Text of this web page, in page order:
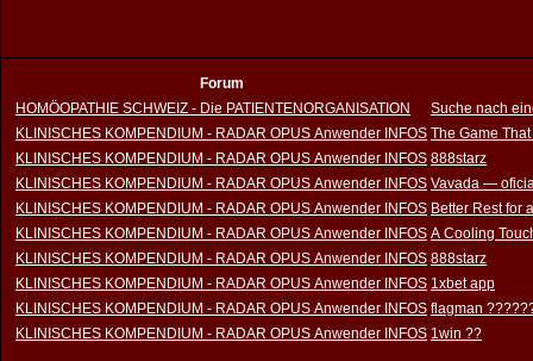
Forum
HOMÖOPATHIE SCHWEIZ - Die PATIENTENORGANISATION
Suche nach
KLINISCHES KOMPENDIUM - RADAR OPUS Anwender INFOS The Game
KLINISCHES KOMPENDIUM - RADAR OPUS Anwender INFOS 888starz
KLINISCHES KOMPENDIUM - RADAR OPUS Anwender INFOS Vavada —
KLINISCHES KOMPENDIUM - RADAR OPUS Anwender INFOS Better Rest for
KLINISCHES KOMPENDIUM - RADAR OPUS Anwender INFOS A Cooling
KLINISCHES KOMPENDIUM - RADAR OPUS Anwender INFOS 888starz
KLINISCHES KOMPENDIUM - RADAR OPUS Anwender INFOS 1xbet app
KLINISCHES KOMPENDIUM - RADAR OPUS Anwender INFOS flagman
KLINISCHES KOMPENDIUM - RADAR OPUS Anwender INFOS 1win ??